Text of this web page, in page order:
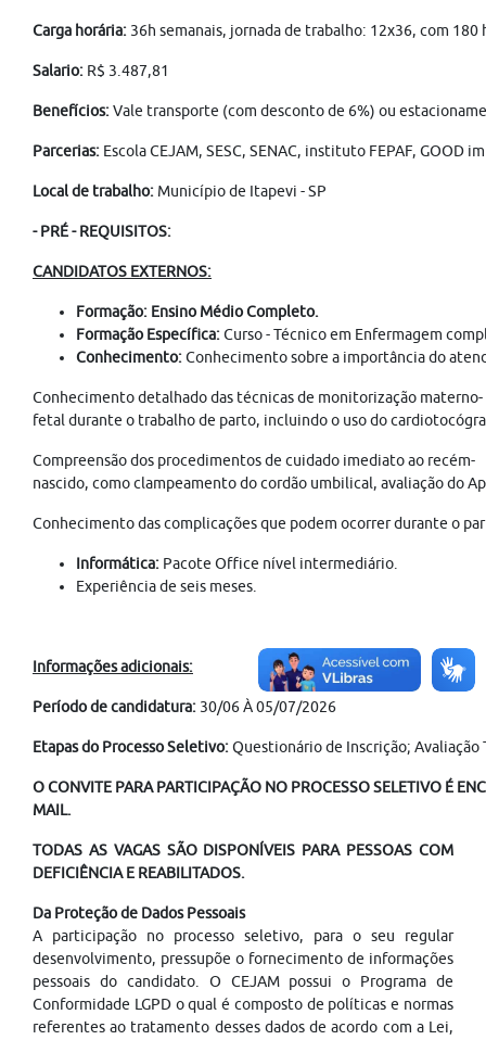
Carga horária: 36h semanais, jornada de trabalho: 12x36, com 180
Salario: R$ 3.487,81
Benefícios:Vale transporte (com desconto de 6%) ou
Parcerias: Escola CEJAM, SESC, SENAC, instituto FEPAF,
Local de trabalho: Município de Itapevi -SP
- PRÉ - REQUISITOS:
CANDIDATOS EXTERNOS:
Formação: Ensino Médio Completo.
Formação Específica:Curso - Técnico em Enfermagem
Conhecimento:Conhecimento sobre a importância do
Conhecimento detalhado das técnicas de monitorização materno-
fetal durante o trabalho de parto, incluindo o uso do
Compreensão dos procedimentos de cuidado imediato ao recém-
nascido, como clampeamento do cordão umbilical, avaliação do
Conhecimento das complicações que podem ocorrer durante o
Informática: Pacote Office nível intermediário.
Experiência de seis meses.
Informações adicionais:
Período de candidatura: 30/06 À 05/07/2026
Etapas do Processo Seletivo:Questionário de Inscrição; Avaliação
O CONVITE PARA PARTICIPAÇÃO NO PROCESSO SELETIVO É
MAIL.
TODAS AS VAGAS SÃO DISPONÍVEIS PARA PESSOAS COM
DEFICIÊNCIA E REABILITADOS.
Da Proteção de Dados Pessoais
A participação no processo seletivo, para o seu regular
desenvolvimento, pressupõe o fornecimento de informações
pessoais do candidato. O CEJAM possui o Programa de
Conformidade LGPD o qual é composto de políticas e normas
referentes ao tratamento desses dados de acordo com a Lei,